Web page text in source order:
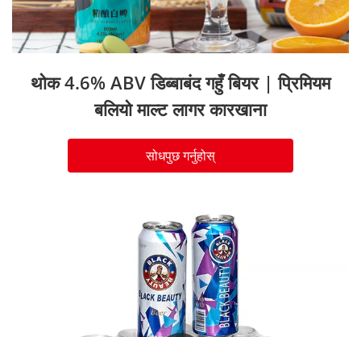
थोक 4.6% ABV डिब्बाबंद गहुँ बियर | प्रिमियम
बलियो माल्ट लागर कारखाना
सोधपुछ गर्नुहोस्